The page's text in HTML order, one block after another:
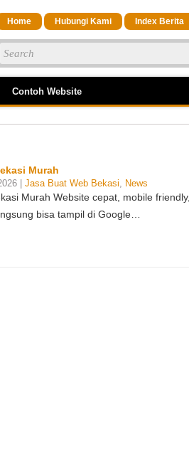
Home Hubungi Kami Index Berita
Contoh Website
Murah
| Jasa Buat Web Bekasi, News
Murah Website cepat, mobile friendly,
bisa tampil di Google…